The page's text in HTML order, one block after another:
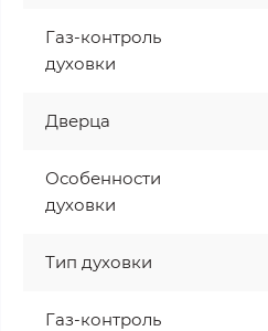
Газ-контроль
духовки
Дверца
Особенности
духовки
Тип духовки
Газ-контроль